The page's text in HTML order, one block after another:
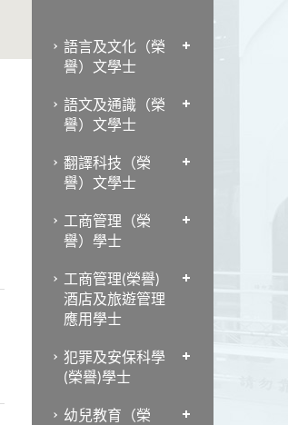
語言及文化（榮
譽）文學士
語文及通識（榮
譽）文學士
翻譯科技（榮
譽）文學士
工商管理（榮
譽）學士
工商管理(榮譽)
酒店及旅遊管理
應用學士
犯罪及安保科學
(榮譽)學士
幼兒教育（榮